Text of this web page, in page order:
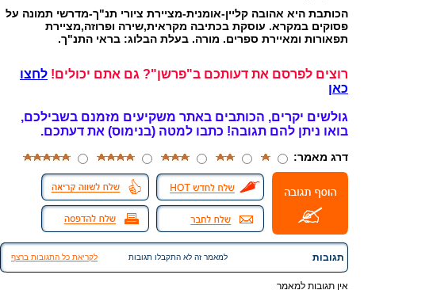
הכותבת היא אהובה קליין-אומנית-מציירת ציורי תנ"ך-מדרשי תמונה על
פסוקים במקרא. עוסקת בכתיבה מקראית,שירה ופרוזה,מציירת
תפאורות ומאיירת ספרים. מורה. בעלת הבלוג: בראי התנ"ך.
רוצים לפרסם את דעותכם ב"פרשן"? גם אתם יכולים! לחצו
כאן
גולשים יקרים, הכותבים באתר משקיעים מזמנם בשבילכם,
בואו ניתן להם תגובה! כתבו למטה (בנימוס) את דעתכם.
דרג מאמר:
תגובות למאמר זה לא התקבלו תגובות לקריאת כל התגובות ברצף
אין תגובות למאמר